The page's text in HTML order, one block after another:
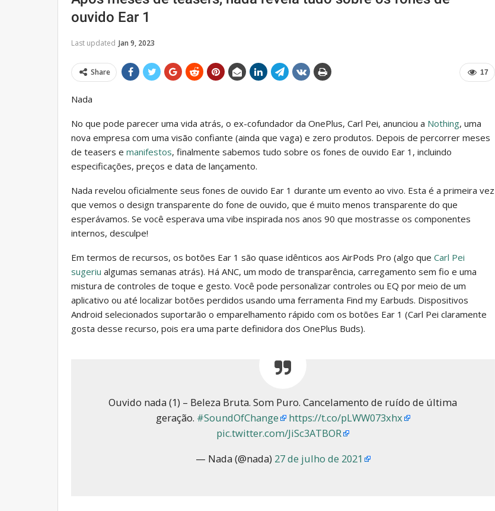
ouvido Ear 1
Last updated Jan 9, 2023
17
Share
Nada
No que pode parecer uma vida atrás, o ex-cofundador da OnePlus, Carl Pei, anunciou a Nothing, uma
nova empresa com uma visão confiante (ainda que vaga) e zero produtos. Depois de percorrer meses
de teasers e manifestos, finalmente sabemos tudo sobre os fones de ouvido Ear 1, incluindo
especificações, preços e data de lançamento.
Nada revelou oficialmente seus fones de ouvido Ear 1 durante um evento ao vivo. Esta é a primeira vez
que vemos o design transparente do fone de ouvido, que é muito menos transparente do que
esperávamos. Se você esperava uma vibe inspirada nos anos 90 que mostrasse os componentes
internos, desculpe!
Em termos de recursos, os botões Ear 1 são quase idênticos aos AirPods Pro (algo que Carl Pei
sugeriu algumas semanas atrás). Há ANC, um modo de transparência, carregamento sem fio e uma
mistura de controles de toque e gesto. Você pode personalizar controles ou EQ por meio de um
aplicativo ou até localizar botões perdidos usando uma ferramenta Find my Earbuds. Dispositivos
Android selecionados suportarão o emparelhamento rápido com os botões Ear 1 (Carl Pei claramente
gosta desse recurso, pois era uma parte definidora dos OnePlus Buds).
Ouvido nada (1) – Beleza Bruta. Som Puro. Cancelamento de ruído de última
geração. #SoundOfChange
https://t.co/pLWW073xhx
pic.twitter.com/JiSc3ATBOR
— Nada (@nada) 27 de julho de 2021